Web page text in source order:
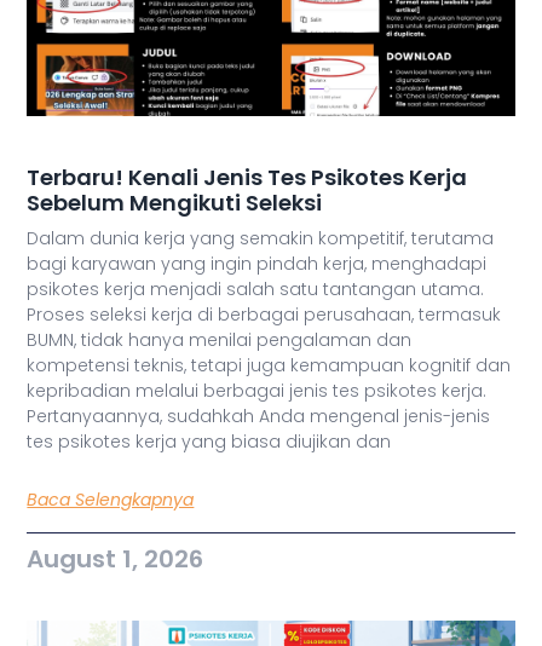
Terbaru! Kenali Jenis Tes Psikotes Kerja
Sebelum Mengikuti Seleksi
Dalam dunia kerja yang semakin kompetitif, terutama
bagi karyawan yang ingin pindah kerja, menghadapi
psikotes kerja menjadi salah satu tantangan utama.
Proses seleksi kerja di berbagai perusahaan, termasuk
BUMN, tidak hanya menilai pengalaman dan
kompetensi teknis, tetapi juga kemampuan kognitif dan
kepribadian melalui berbagai jenis tes psikotes kerja.
Pertanyaannya, sudahkah Anda mengenal jenis-jenis
tes psikotes kerja yang biasa diujikan dan
Baca Selengkapnya
August 1, 2026